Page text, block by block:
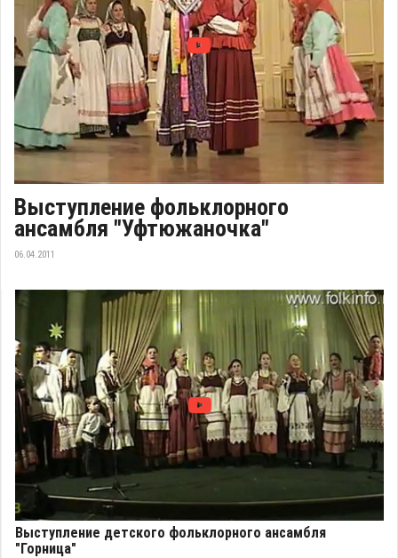
Выступление фольклорного
ансамбля "Уфтюжаночка"
06.04.2011
Выступление детского фольклорного ансамбля
"Горница"